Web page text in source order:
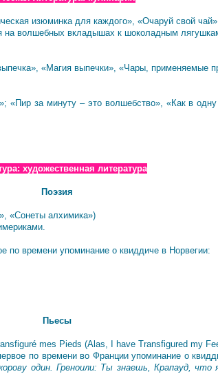
изюминка для каждого», «Очаруй свой
на волшебных вкладышах к шоколадным
«Магия выпечки», «Чары, применяемые
за минуту – это волшебство», «Как в одну
художественная литература
Поэзия
«Сонеты алхимика»)
по времени упоминание о квиддиче в Норвегии:
Пьесы
mes Pieds (Alas, I have Transfigured my
по времени во Франции упоминание о
один. Греноили: Ты знаешь, Крапауд,